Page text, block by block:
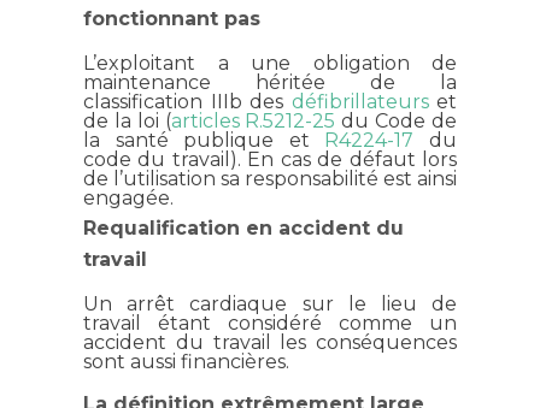
fonctionnant pas
L’exploitant a une obligation de
maintenance héritée de la
classification IIIb des défibrillateurset
de la loi (articles R.5212-25 du Code de
la santé publique et R4224-17 du
code du travail). En cas de défaut lors
de l’utilisation sa responsabilité est ainsi
engagée.
Requalification en accident du
travail
Un arrêt cardiaque sur le lieu de
travail étant considéré comme un
accident du travail les conséquences
sont aussi financières.